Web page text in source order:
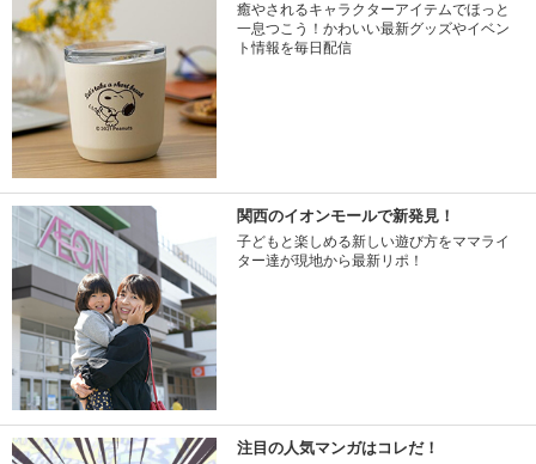
癒やされるキャラクターアイテムでほっと
一息つこう！かわいい最新グッズやイベン
ト情報を毎日配信
関西のイオンモールで新発見！
子どもと楽しめる新しい遊び方をママライ
ター達が現地から最新リポ！
注目の人気マンガはコレだ！